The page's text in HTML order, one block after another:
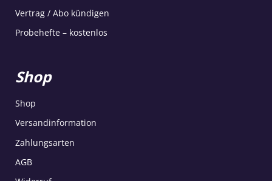
Vertrag / Abo kündigen
Probehefte – kostenlos
Shop
Shop
Versandinformation
Zahlungsarten
AGB